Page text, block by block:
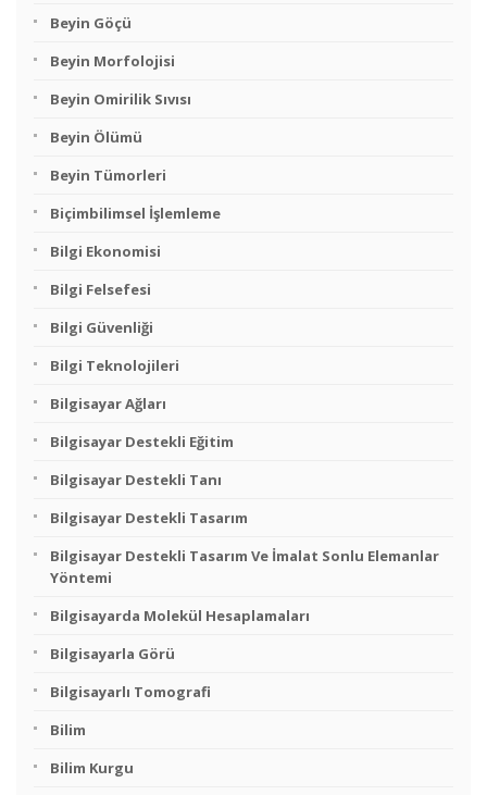
Beyin Göçü
Beyin Morfolojisi
Beyin Omirilik Sıvısı
Beyin Ölümü
Beyin Tümorleri
Biçimbilimsel İşlemleme
Bilgi Ekonomisi
Bilgi Felsefesi
Bilgi Güvenliği
Bilgi Teknolojileri
Bilgisayar Ağları
Bilgisayar Destekli Eğitim
Bilgisayar Destekli Tanı
Bilgisayar Destekli Tasarım
Bilgisayar Destekli Tasarım Ve İmalat Sonlu Elemanlar
Yöntemi
Bilgisayarda Molekül Hesaplamaları
Bilgisayarla Görü
Bilgisayarlı Tomografi
Bilim
Bilim Kurgu